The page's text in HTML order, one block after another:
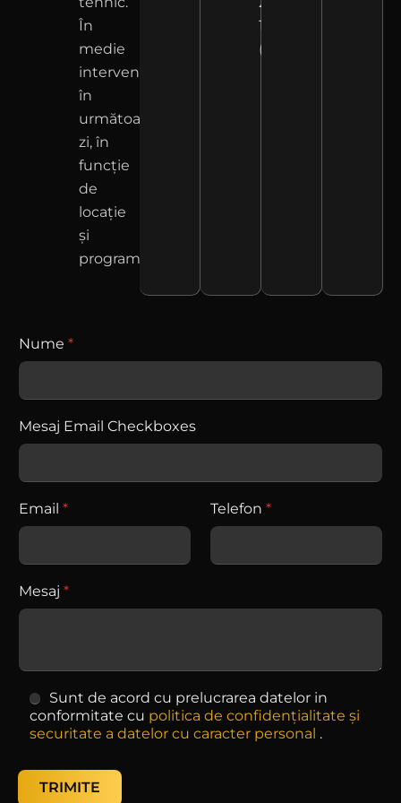
În
medie
intervenim
în
următoarea
zi, în
funcție
de
locație
și
program.
111
(Vânzare)
Nume *
Mesaj Email Checkboxes
Email * Telefon *
Mesaj *
b
o
Sunt de acord cu prelucrarea datelor in
conformitate cu politica de confidențialitate și
securitate a datelor cu caracter personal .
TRIMITE